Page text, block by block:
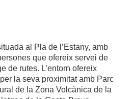
al Pla de l’Estany, amb
que ofereix servei de
de rutes. L’entorn ofereix
la seva proximitat amb Parc
de la Zona Volcànica de la